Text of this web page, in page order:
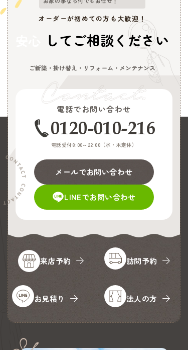
オーダーが初めての方も大歓迎！
してご相談ください
ご新築・掛け替え・リフォーム・メンテナンス
電話でお問い合わせ
0120-010-216
電話受付8:00～22:00（水・木定休）
メールでお問い合わせ
LINEでお問い合わせ
来店予約 訪問予約
お見積り 法人の方